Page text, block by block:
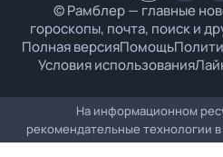
© Рамблер — главные
гороскопы, почта, поиск и
Полная версияПомощь
Условия использования
На информационном
рекомендательные технологии в